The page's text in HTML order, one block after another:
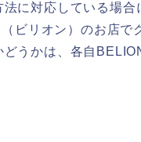
に対応している場
ビリオン）のお店で
うかは、各自